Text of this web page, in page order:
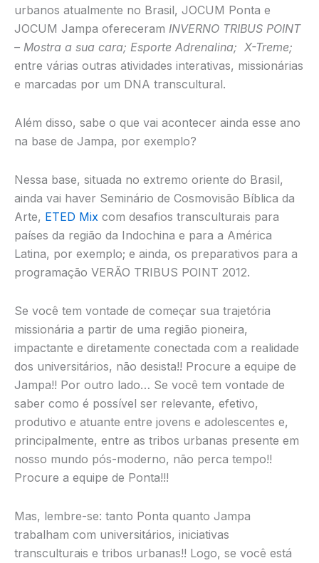
urbanos atualmente no Brasil, JOCUM Ponta e
JOCUM Jampa ofereceram INVERNO TRIBUS POINT
– Mostra a sua cara; Esporte Adrenalina; X-Treme;
entre várias outras atividades interativas, missionárias
e marcadas por um DNA transcultural.
Além disso, sabe o que vai acontecer ainda esse ano
na base de Jampa, por exemplo?
Nessa base, situada no extremo oriente do Brasil,
ainda vai haver Seminário de Cosmovisão Bíblica da
Arte, ETED Mix com desafios transculturais para
países da região da Indochina e para a América
Latina, por exemplo; e ainda, os preparativos para a
programação VERÃO TRIBUS POINT 2012.
Se você tem vontade de começar sua trajetória
missionária a partir de uma região pioneira,
impactante e diretamente conectada com a realidade
dos universitários, não desista!! Procure a equipe de
Jampa!! Por outro lado… Se você tem vontade de
saber como é possível ser relevante, efetivo,
produtivo e atuante entre jovens e adolescentes e,
principalmente, entre as tribos urbanas presente em
nosso mundo pós-moderno, não perca tempo!!
Procure a equipe de Ponta!!!
Mas, lembre-se: tanto Ponta quanto Jampa
trabalham com universitários, iniciativas
transculturais e tribos urbanas!! Logo, se você está